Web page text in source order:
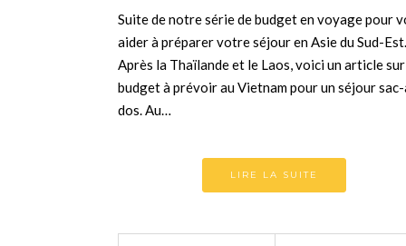
Suite de notre série de budget en voyage pour
aider à préparer votre séjour en Asie du Sud-Est.
Après la Thaïlande et le Laos, voici un article
budget à prévoir au Vietnam pour un séjour
dos. Au…
LIRE LA SUITE